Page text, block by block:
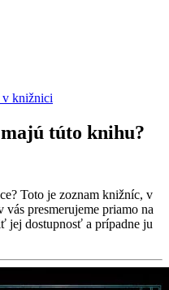
knižnici
túto knihu?
Toto je zoznam knižníc, v
presmerujeme priamo na
jej dostupnosť a prípadne ju